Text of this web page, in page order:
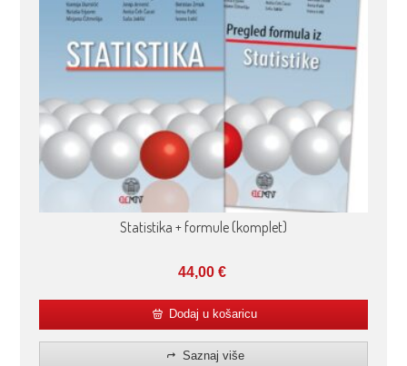
Statistika + formule (komplet)
44,00 €
Dodaj u košaricu
Saznaj više